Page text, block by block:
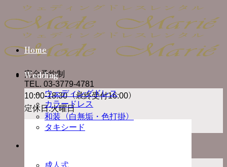
content
完全予約制
TEL. 03-3779-4781
10:00-18:30（最終受付16:00）
定休日:火曜日
Home
Wedding
ウェディングドレス
カラードレス
和装（白無垢・色打掛）
タキシード
成人式